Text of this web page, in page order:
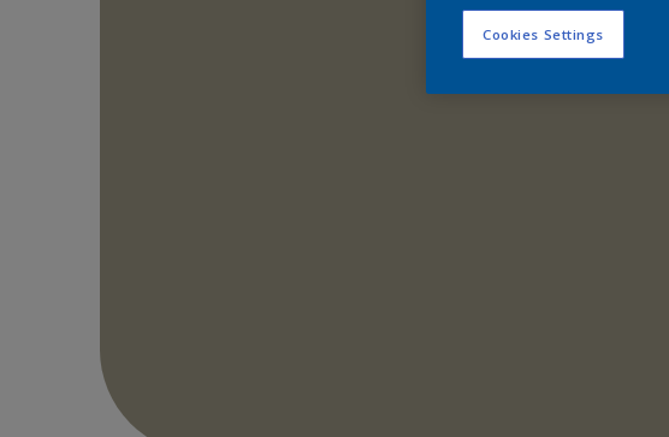
Cookies Settings